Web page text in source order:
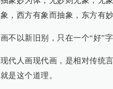
象，西方有象而抽象，东方有妙
画不以新旧别，只在一个“好”
现代人画现代画，是相对传统
就是这个道理。